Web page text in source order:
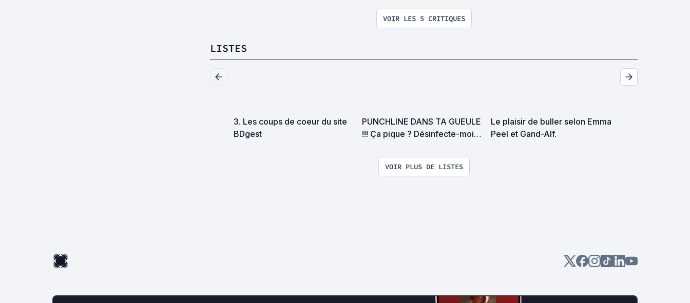
VOIR LES 5 CRITIQUES
LISTES
3. Les coups de coeur du site
BDgest
PUNCHLINE DANS TA GUEULE
!!! Ça pique ? Désinfecte-moi
Le plaisir de buller selon Emma
Peel et Gand-Alf.
VOIR PLUS DE LISTES